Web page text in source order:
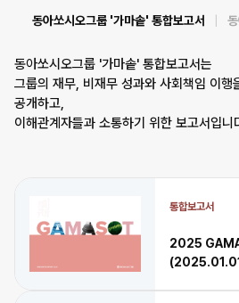
동아쏘시오그룹 '가마솥' 통합보고서
동아쏘시오그룹 '가마솥' 통합보고서는
그룹의 재무, 비재무 성과와 사회책임 이행
공개하고,
이해관계자들과 소통하기 위한 보고서입니
통합보고서
2025